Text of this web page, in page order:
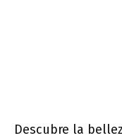
Descubre la